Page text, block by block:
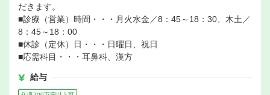
だきます。
■診療（営業）時間・・・月火水金／8：45～18：30、木土／
8：45～18：00
■休診（定休）日・・・日曜日、祝日
■応需科目・・・耳鼻科、漢方
給与